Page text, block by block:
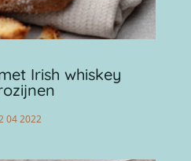
Irish whiskey
04 2022